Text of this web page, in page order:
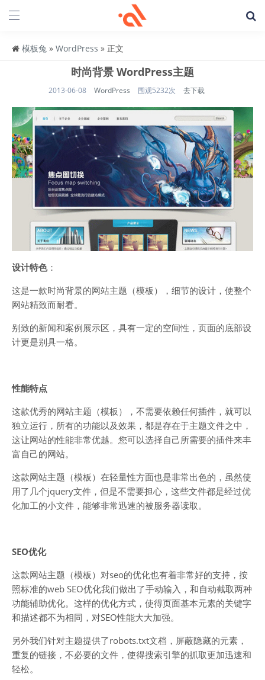
模板兔 » WordPress » 正文
时尚背景 WordPress主题
2013-06-08 WordPress 围观5232次 去下载
设计特色：
这是一款时尚背景的网站主题（模板），细节的设计，使整个
网站精致而耐看。
别致的新闻和案例展示区，具有一定的空间性，页面的底部设
计更是别具一格。
性能特点
这款优秀的网站主题（模板），不需要依赖任何插件，就可以
独立运行，所有的功能以及效果，都是存在于主题文件之中，
这让网站的性能非常优越。您可以选择自己所需要的插件来丰
富自己的网站。
这款网站主题（模板）在轻量性方面也是非常出色的，虽然使
用了几个jquery文件，但是不需要担心，这些文件都是经过优
化加工的小文件，能够非常迅速的被服务器读取。
SEO优化
这款网站主题（模板）对seo的优化也有着非常好的支持，按
照标准的web SEO优化我们做出了手动输入，和自动截取两种
功能辅助优化。这样的优化方式，使得页面基本元素的关键字
和描述都不为相同，对SEO性能大大加强。
另外我们针对主题提供了robots.txt文档，屏蔽隐藏的元素，
重复的链接，不必要的文件，使得搜索引擎的抓取更加迅速和
轻松。